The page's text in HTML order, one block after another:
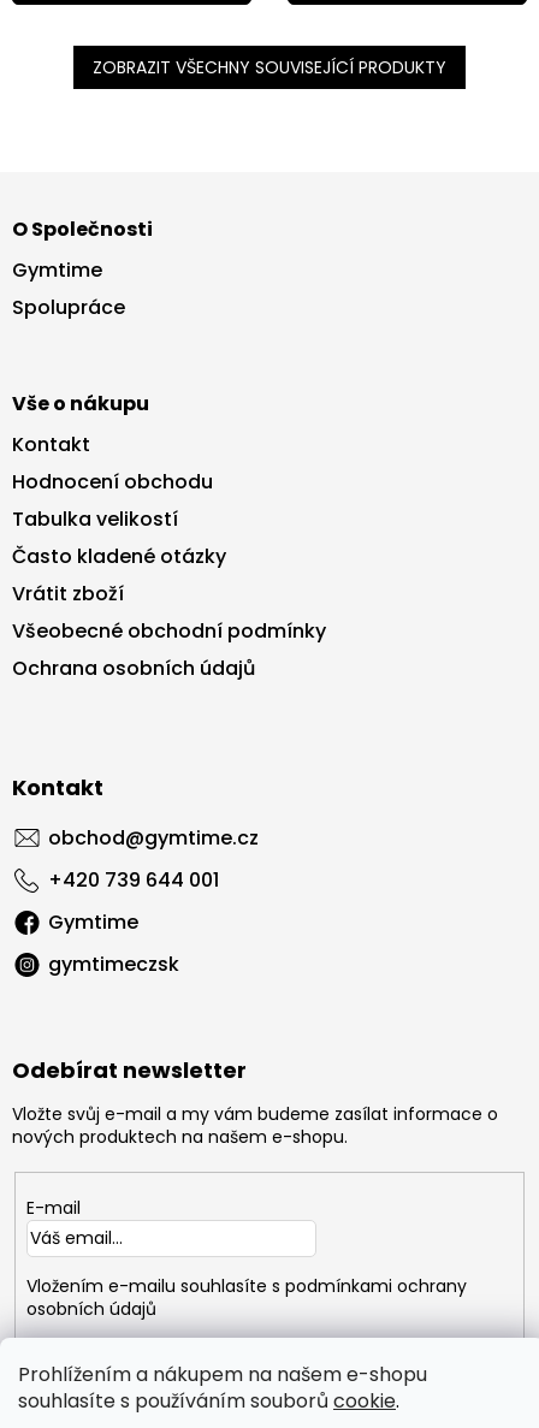
Prohlížením a nákupem na našem e-shopu
souhlasíte s používáním souborů cookie.
ZOBRAZIT VŠECHNY SOUVISEJÍCÍ PRODUKTY
p
a
O Společnosti
Gymtime
Spolupráce
Vše o nákupu
Kontakt
Hodnocení obchodu
Tabulka velikostí
Často kladené otázky
Vrátit zboží
Všeobecné obchodní podmínky
Ochrana osobních údajů
Kontakt
obchod@gymtime.cz
+420 739 644 001
Gymtime
gymtimeczsk
Odebírat newsletter
Vložte svůj e-mail a my vám budeme zasílat informace o
nových produktech na našem e-shopu.
E-mail
Vložením e-mailu souhlasíte s podmínkami ochrany
osobních údajů
PŘIHLÁSIT
SE